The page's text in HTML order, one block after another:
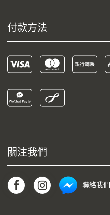
付款方法
關注我們
聯絡我們